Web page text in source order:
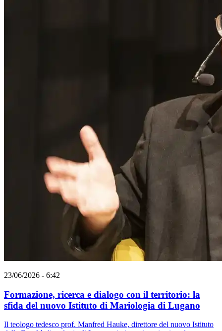
23/06/2026 - 6:42
Formazione, ricerca e dialogo con il territorio: la
sfida del nuovo Istituto di Mariologia di Lugano
Il teologo tedesco prof. Manfred Hauke, direttore del nuovo Istituto